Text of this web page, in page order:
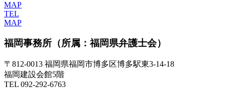
MAP
TEL
MAP
福岡事務所 （所属：福岡県弁護士会）
〒812-0013 福岡県福岡市博多区博多駅東3-14-18
福岡建設会館5階
TEL 092-292-6763